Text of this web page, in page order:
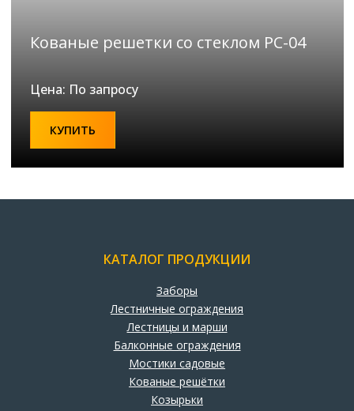
Кованые решетки со стеклом РС-04
Цена: По запросу
КУПИТЬ
КАТАЛОГ ПРОДУКЦИИ
Заборы
Лестничные ограждения
Лестницы и марши
Балконные ограждения
Мостики садовые
Кованые решётки
Козырьки